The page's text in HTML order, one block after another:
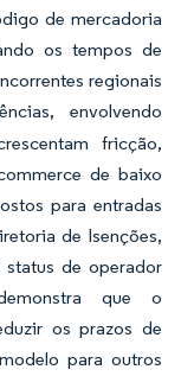
de mercadoria
os tempos de
regionais
envolvendo
fricção,
de baixo
para entradas
de Isenções,
de operador
que o
os prazos de
para outros